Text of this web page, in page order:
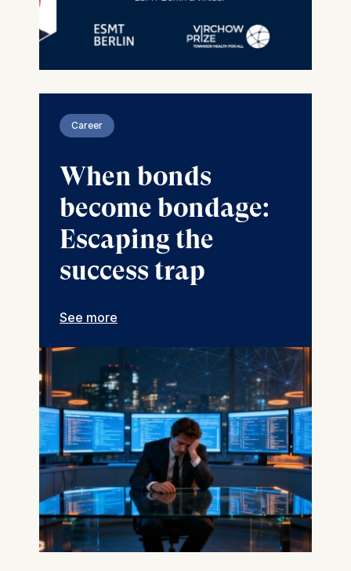
Career
When bonds
become bondage:
Escaping the
success trap
See more